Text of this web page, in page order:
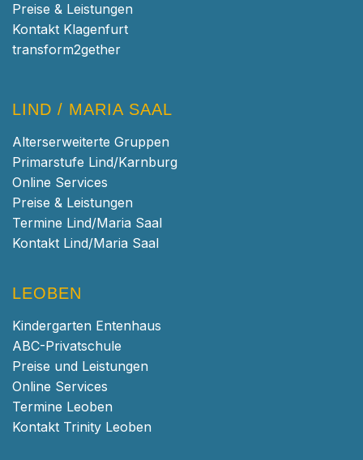
Preise & Leistungen
Kontakt Klagenfurt
transform2gether
LIND / MARIA SAAL
Alterserweiterte Gruppen
Primarstufe Lind/Karnburg
Online Services
Preise & Leistungen
Termine Lind/Maria Saal
Kontakt Lind/Maria Saal
LEOBEN
Kindergarten Entenhaus
ABC-Privatschule
Preise und Leistungen
Online Services
Termine Leoben
Kontakt Trinity Leoben